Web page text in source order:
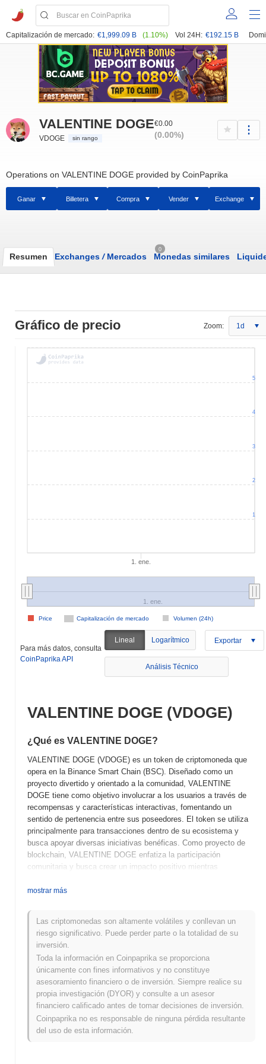
Capitalización de mercado: €1,999.09 B (1.10%) Vol 24H: €192.15 B
VALENTINE DOGE
VDOGE sin rango
€0.00
(0.00%)
Operations on VALENTINE DOGE provided by CoinPaprika
Ganar Billetera Compra Vender Exchange
Resumen Exchanges /Mercados
0
Monedas similares
Gráfico de precio Zoom: 1d
1. ene.
Capitalización de mercado Volumen (24h)
Price
1. ene.
1
2
3
4
5
Para más datos, consulta
CoinPaprika API
Lineal Logarítmico Exportar
Análisis Técnico
VALENTINE DOGE (VDOGE)
¿Qué es VALENTINE DOGE?
VALENTINE DOGE (VDOGE) es un token de criptomoneda que
opera en la Binance Smart Chain (BSC). Diseñado como un
proyecto divertido y orientado a la comunidad, VALENTINE
DOGE tiene como objetivo involucrar a los usuarios a través de
recompensas y características interactivas, fomentando un
sentido de pertenencia entre sus poseedores. El token se utiliza
principalmente para transacciones dentro de su ecosistema y
busca apoyar diversas iniciativas benéficas. Como proyecto de
blockchain, VALENTINE DOGE enfatiza la participación
comunitaria y busca crear un impacto positivo mientras
creciente mundo de las criptomonedas.
¿Cuándo y cómo comenzó VALENTINE DOGE?
VALENTINE DOGE (VDOGE) se lanzó en 2021 como una
criptomoneda impulsada por la comunidad diseñada para celebrar
el amor y la positividad dentro del espacio cripto. Desarrollado por
un equipo anónimo, el proyecto tenía como objetivo crear una
plataforma divertida y atractiva que apoyara causas benéficas.
Inicialmente listado en varias exchanges descentralizadas,
VALENTINE DOGE ganó tracción a través de campañas en redes
crecimiento y popularidad temprana. El proyecto enfatiza su
compromiso con donaciones benéficas, particularmente alrededor
mostrar más
Las criptomonedas son altamente volátiles y conllevan un
riesgo significativo. Puede perder parte o la totalidad de su
inversión.
Toda la información en Coinpaprika se proporciona
únicamente con fines informativos y no constituye
asesoramiento financiero o de inversión. Siempre realice su
propia investigación (DYOR) y consulte a un asesor
financiero calificado antes de tomar decisiones de inversión.
Coinpaprika no es responsable de ninguna pérdida resultante
del uso de esta información.